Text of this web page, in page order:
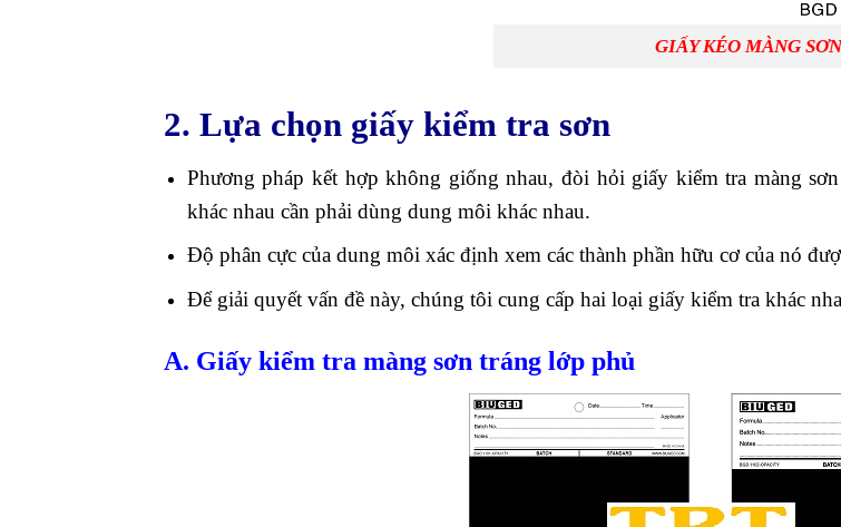
GIẤY KÉO MÀNG SƠN
2. Lựa chọn giấy kiểm tra sơn
Phương pháp kết hợp không giống nhau, đòi hỏi giấy kiểm tra màng
khác nhau cần phải dùng dung môi khác nhau.
Độ phân cực của dung môi xác định xem các thành phần hữu cơ của nó
Để giải quyết vấn đề này, chúng tôi cung cấp hai loại giấy kiểm tra khác
A. Giấy kiểm tra màng sơn tráng lớp phủ